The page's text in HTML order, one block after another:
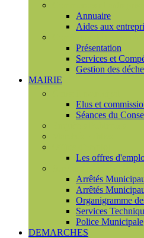
Annuaire
Aides aux
Présentation
Services et
Gestion des
MAIRIE
Elus et
Séances du
Les offres
Arrêtés
Arrêtés
Organigramme
Services
Police Municipale
DEMARCHES